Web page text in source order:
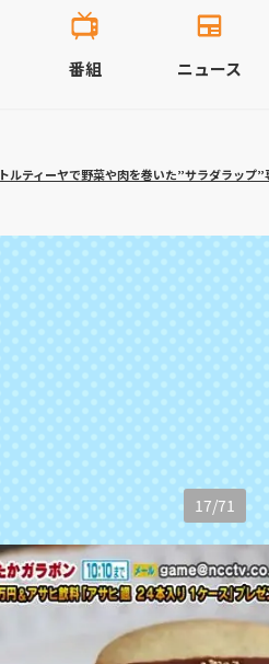
番組 ニュース
トルティーヤで野菜や肉を巻いた”サラダラップ”
17/71